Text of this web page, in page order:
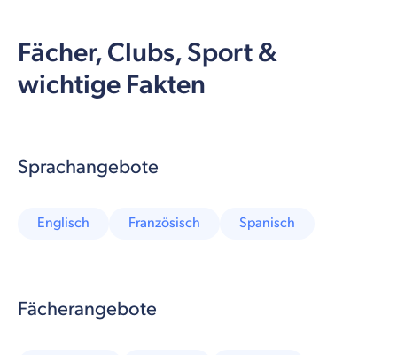
Fächer, Clubs, Sport &
wichtige Fakten
Sprachangebote
Englisch Französisch Spanisch
Fächerangebote